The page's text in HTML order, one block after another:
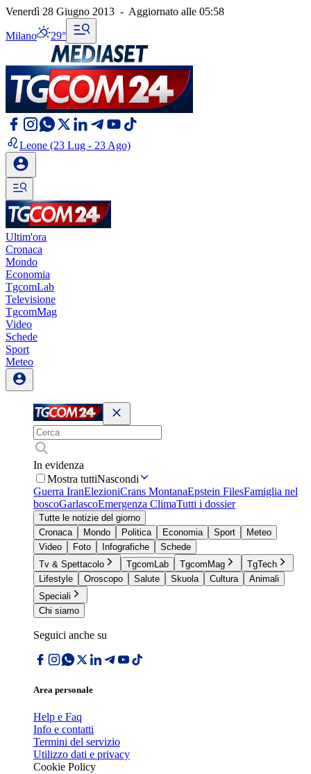
Venerdì 28 Giugno 2013 - Aggiornato alle 05:58
Milano 29°
Leone (23 Lug - 23 Ago)
Ultim'ora
Cronaca
Mondo
Economia
TgcomLab
Televisione
TgcomMag
Video
Schede
Sport
Meteo
In evidenza
Mostra tuttiNascondi
Guerra IranElezioniCrans MontanaEpstein FilesFamiglia nel
boscoGarlascoEmergenza ClimaTutti i dossier
Tutte le notizie del giorno
Cronaca
Mondo Politica Economia Sport
Meteo
Video
Foto Infografiche
Schede
Tv & Spettacolo
TgcomLab TgcomMag
TgTech
Lifestyle
Oroscopo Salute Skuola Cultura
Animali
Speciali
Chi siamo
Seguici anche su
Area personale
Help e Faq
Info e contatti
Termini del servizio
Utilizzo dati e privacy
Cookie Policy